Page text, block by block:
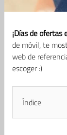
¡Días de ofertas
de móvil, te
web de
escoger :)
Índice